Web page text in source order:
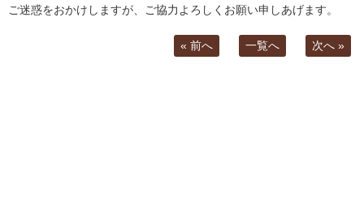
ご迷惑をおかけしますが、ご協力よろしくお願い申しあげます。
« 前へ 一覧へ 次へ »